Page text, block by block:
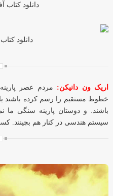
دانلود کتاب
دانلود
اریک ون دانیکن: مردم عصر
خطوط مستقیم را رسم کرده باشند یا
باشند. و دوستان پارینه سنگی ما
سیستم هندسی در کنار هم بچینند. کسی